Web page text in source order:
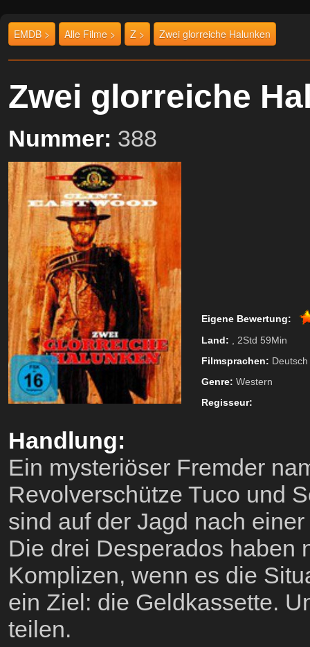
EMDB > Alle Filme > Z > Zwei glorreiche Halunken
Zwei glorreiche
Nummer: 388
Eigene Bewertung:
Land: , 2Std 59Min
Filmsprachen: Deutsch
Genre: Western
Regisseur:
Handlung:
Ein mysteriöser Fremder
Revolverschütze Tuco und
sind auf der Jagd nach
Die drei Desperados haben
Komplizen, wenn es die
ein Ziel: die Geldkassette.
teilen.